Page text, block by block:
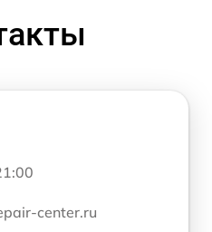
center.ru